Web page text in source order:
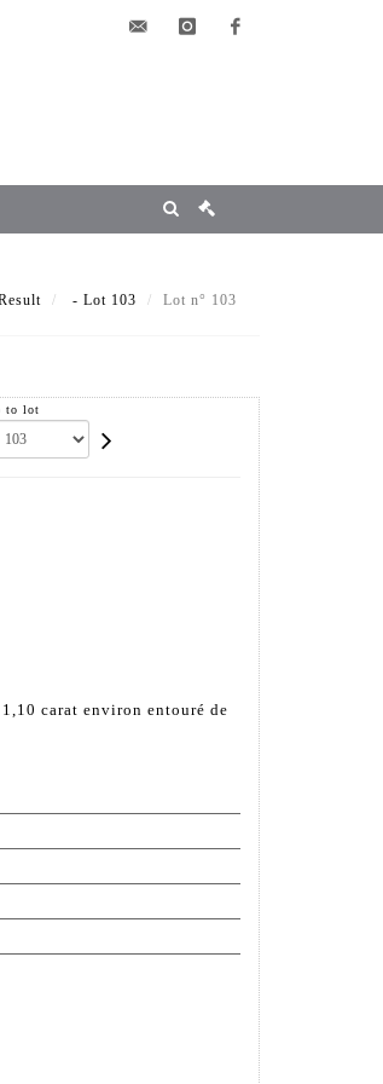
- Lot 103 Lot n° 103
to lot
carat environ entouré de